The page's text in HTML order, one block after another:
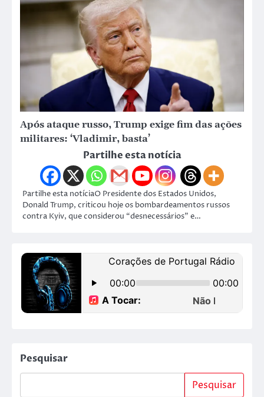
Após ataque russo, Trump exige fim das ações
militares: ‘Vladimir, basta’
Partilhe esta notícia
Partilhe esta notíciaO Presidente dos Estados Unidos,
Donald Trump, criticou hoje os bombardeamentos russos
contra Kyiv, que considerou “desnecessários” e…
Pesquisar
Pesquisar